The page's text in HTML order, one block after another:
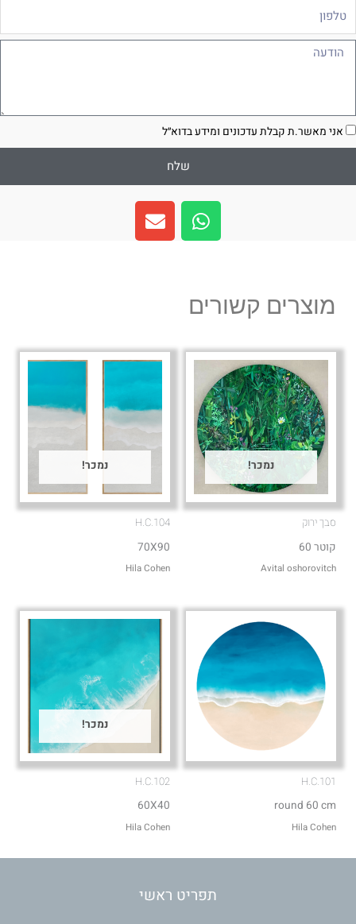
אני מאשר.ת קבלת עדכונים ומידע בדוא״ל
שלח
W
h
a
a
p
E
n
v
e
מוצרים קשורים
נמכר!
סבך ירוק
קוטר 60
Avital oshorovitch
נמכר!
H.C.104
70X90
Hila Cohen
H.C.101
round 60 cm
Hila Cohen
נמכר!
H.C.102
60X40
Hila Cohen
תפריט ראשי